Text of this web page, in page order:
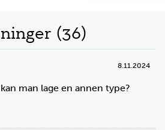
(36)
8.11.2024
man lage en annen type?